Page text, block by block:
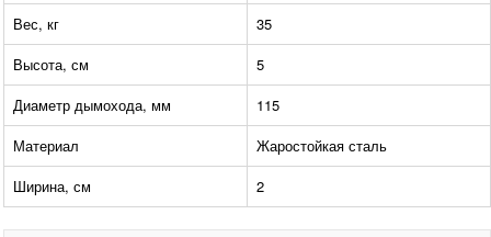
Вес, кг
35
Высота, см
5
Диаметр дымохода, мм
115
Материал
Жаростойкая сталь
Ширина, см
2